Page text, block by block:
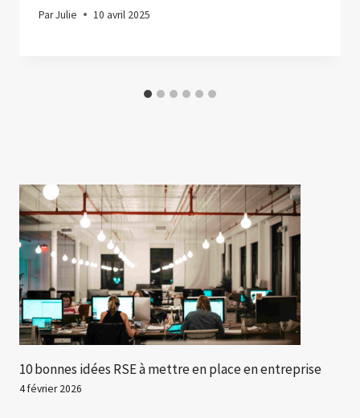
ParJulie 10 avril 2025
10 bonnes idées RSE à mettre en place en entreprise
4 février 2026